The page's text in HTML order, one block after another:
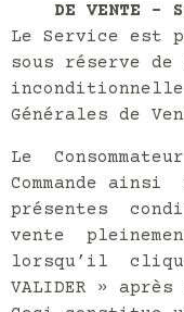
DE VENTE –
Le Service est
sous réserve de
Générales de
Le
Commande
présentes
vente
lorsqu’il
VALIDER » après